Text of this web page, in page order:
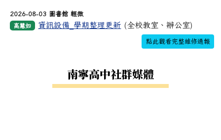
2026-08-03 圖書館 輕微
高慧如 資訊設備_學期整理更新 (全校教室、辦公室)
點此觀看完整維修通報
南寧高中社群媒體